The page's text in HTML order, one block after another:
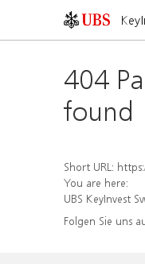
404
found
Short URL: https://
You are here:
UBS KeyInvest
Folgen Sie uns